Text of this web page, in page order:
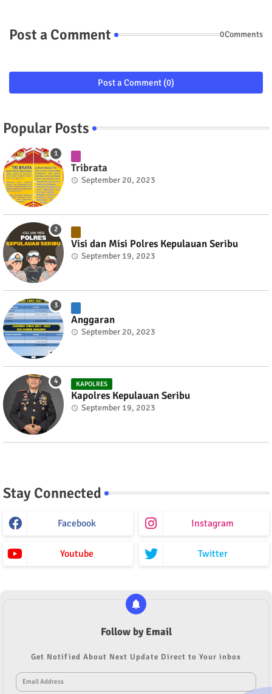
Post a Comment 0Comments
Post a Comment (0)
Popular Posts
Tribrata
September 20, 2023
Visi dan Misi Polres Kepulauan Seribu
September 19, 2023
Anggaran
September 20, 2023
KAPOLRES
Kapolres Kepulauan Seribu
September 19, 2023
Stay Connected
Facebook Instagram
Youtube Twitter
Follow by Email
Get Notified About Next Update Direct to Your inbox